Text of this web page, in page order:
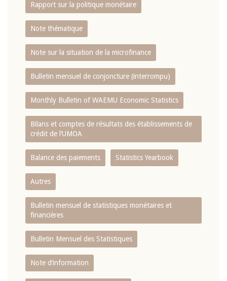
Rapport sur la politique monétaire
Note thématique
Note sur la situation de la microfinance
Bulletin mensuel de conjoncture (interrompu)
Monthly Bulletin of WAEMU Economic Statistics
Bilans et comptes de résultats des établissements de
crédit de l‘UMOA
Balance des paiements Statistics Yearbook
Autres
Bulletin mensuel de statistiques monétaires et
financières
Bulletin Mensuel des Statistiques
Note d’information